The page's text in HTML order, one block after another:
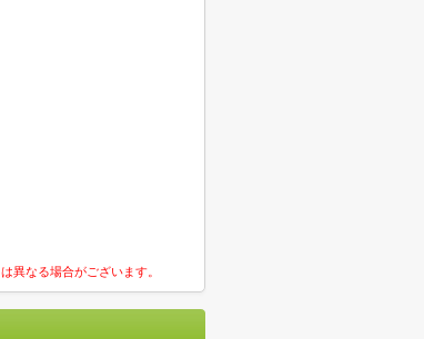
異なる場合がございます。